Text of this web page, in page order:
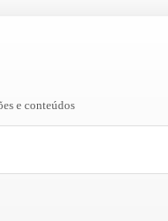
e conteúdos